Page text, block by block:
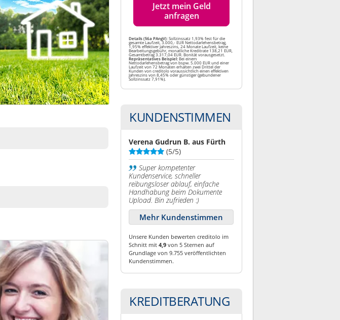
Jetzt mein Geld
anfragen
Details (§6a PAngV): Sollzinssatz 1,93% fest für die
gesamte Laufzeit, 3.000,- EUR Nettodarlehensbetrag,
1,95% effektiver Jahreszins, 24 Monate Laufzeit, keine
Bearbeitungsgebühr, monatliche Kreditrate 138,21 EUR,
Gesamtbetrag 3.317,04 EUR. Bonität vorausgesetzt.
Repräsentatives Beispiel:Bei einem
Nettodarlehensbetrag von bspw. 5.000 EUR und einer
Laufzeit von 72 Monaten erhalten zwei Drittel der
Kunden von creditolo voraussichtlich einen effektiven
Jahreszins von 8,45% oder günstiger (gebundener
Sollzinssatz 7,91%).
KUNDENSTIMMEN
Verena Gudrun B. aus Fürth
(5/5)
Super kompetenter
Kundenservice, schneller
reibungsloser ablauf, einfache
Handhabung beim Dokumente
Upload. Bin zufrieden :)
Mehr Kundenstimmen
Unsere Kunden bewerten creditolo im
Schnitt mit 4,9 von 5 Sternen auf
Grundlage von 9.755 veröffentlichten
Kundenstimmen.
KREDITBERATUNG